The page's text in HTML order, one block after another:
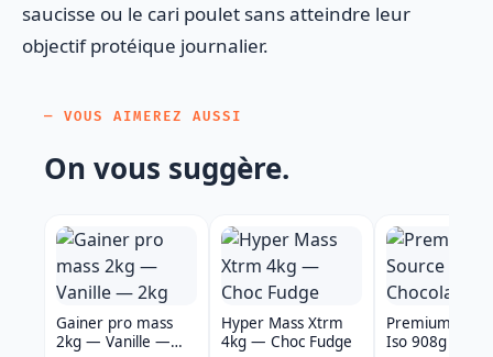
saucisse ou le cari poulet sans atteindre leur
objectif protéique journalier.
— VOUS AIMEREZ AUSSI
On vous suggère.
Gainer pro mass
2kg — Vanille —
Hyper Mass Xtrm
4kg — Choc Fudge
Premium
Iso 908g